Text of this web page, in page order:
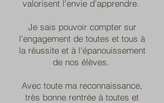
valorisent l'envie d'apprendre.
Je sais pouvoir compter sur
l'engagement de toutes et tous à
la réussite et à l'épanouissement
de nos élèves.
Avec toute ma reconnaissance,
très bonne rentrée à toutes et